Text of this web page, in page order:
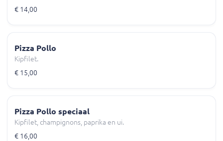
€ 14,00
Pizza Pollo
Kipfilet.
€ 15,00
Pizza Pollo speciaal
Kipfilet, champignons, paprika en ui.
€ 16,00